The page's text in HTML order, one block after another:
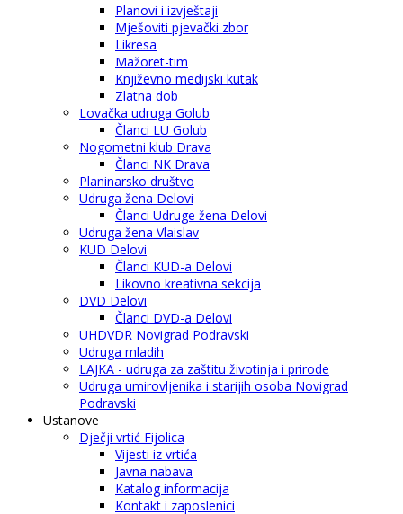
Planovi i izvještaji
Mješoviti pjevački zbor
Likresa
Mažoret-tim
Književno medijski kutak
Zlatna dob
Lovačka udruga Golub
Članci LU Golub
Nogometni klub Drava
Članci NK Drava
Planinarsko društvo
Udruga žena Delovi
Članci Udruge žena Delovi
Udruga žena Vlaislav
KUD Delovi
Članci KUD-a Delovi
Likovno kreativna sekcija
DVD Delovi
Članci DVD-a Delovi
UHDVDR Novigrad Podravski
Udruga mladih
LAJKA - udruga za zaštitu životinja i prirode
Udruga umirovljenika i starijih osoba Novigrad
Podravski
Ustanove
Dječji vrtić Fijolica
Vijesti iz vrtića
Javna nabava
Katalog informacija
Kontakt i zaposlenici